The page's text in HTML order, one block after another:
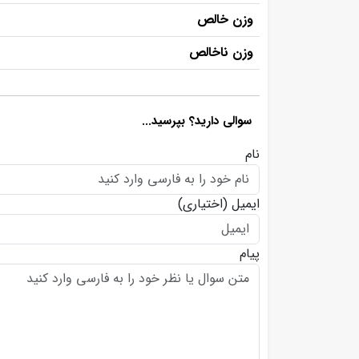
وزن خالص
وزن ناخالص
سوالی دارید؟ بپرسید...
نام
ایمیل (اختیاری)
پیام